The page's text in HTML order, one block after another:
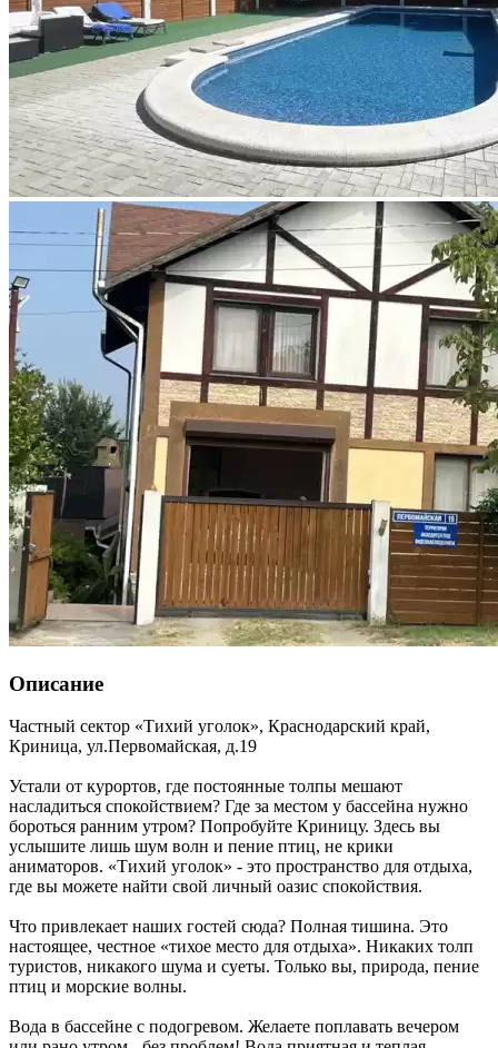
Описание
Частный сектор «Тихий уголок», Краснодарский край,
Криница, ул.Первомайская, д.19
Устали от курортов, где постоянные толпы мешают
насладиться спокойствием? Где за местом у бассейна нужно
бороться ранним утром? Попробуйте Криницу. Здесь вы
услышите лишь шум волн и пение птиц, не крики
аниматоров. «Тихий уголок» - это пространство для отдыха,
где вы можете найти свой личный оазис спокойствия.
Что привлекает наших гостей сюда? Полная тишина. Это
настоящее, честное «тихое место для отдыха». Никаких толп
туристов, никакого шума и суеты. Только вы, природа, пение
птиц и морские волны.
Вода в бассейне с подогревом. Желаете поплавать вечером